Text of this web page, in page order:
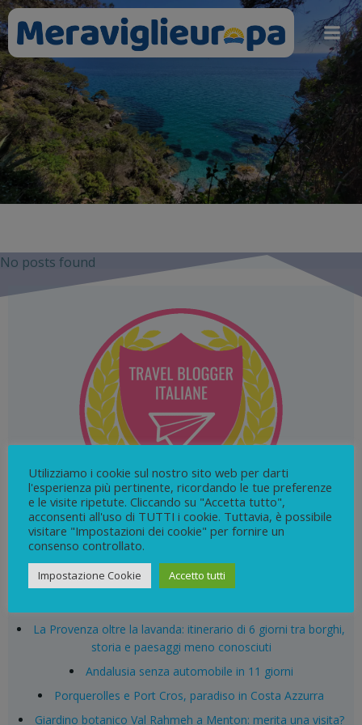
Vai
al
contenuto
No posts found
La Provenza oltre la lavanda: itinerario di 6 giorni tra borghi,
storia e paesaggi meno conosciuti
Andalusia senza automobile in 11 giorni
Porquerolles e Port Cros, paradiso in Costa Azzurra
Giardino botanico Val Rahmeh a Menton: merita una visita?
Utilizziamo i cookie sul nostro sito web per darti
l'esperienza più pertinente, ricordando le tue preferenze
e le visite ripetute. Cliccando su "Accetta tutto",
acconsenti all'uso di TUTTI i cookie. Tuttavia, è possibile
visitare "Impostazioni dei cookie" per fornire un
consenso controllato.
Impostazione Cookie Accetto tutti